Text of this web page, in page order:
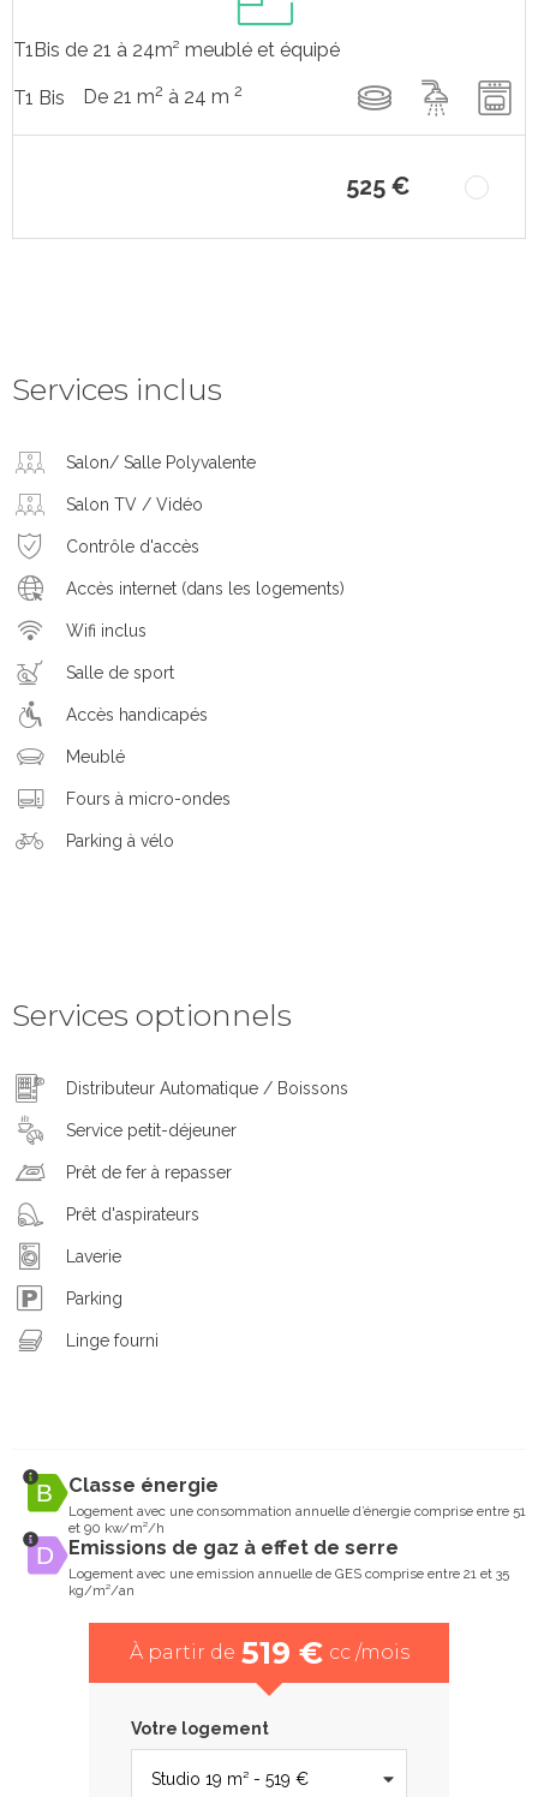
T1Bis de 21 à 24m² meublé et équipé
T1 Bis De 21 m2 à 24 m 2
525 €
Services inclus
Salon/ Salle Polyvalente
Salon TV / Vidéo
Contrôle d'accès
Accès internet (dans les logements)
Wifi inclus
Salle de sport
Accès handicapés
Meublé
Fours à micro-ondes
Parking à vélo
Services optionnels
Distributeur Automatique / Boissons
Service petit-déjeuner
Prêt de fer à repasser
Prêt d'aspirateurs
Laverie
Parking
Linge fourni
Classe énergie
Logement avec une consommation annuelle d’énergie comprise entre 51
et 90 kw/m²/h
Emissions de gaz à effet de serre
Logement avec une emission annuelle de GES comprise entre 21 et 35
kg/m²/an
À partir de 519 € cc /mois
Votre logement